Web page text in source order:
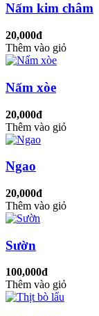
Nấm kim châm
20,000đ
Thêm vào giỏ
Nấm xòe
20,000đ
Thêm vào giỏ
Ngao
20,000đ
Thêm vào giỏ
Sườn
100,000đ
Thêm vào giỏ